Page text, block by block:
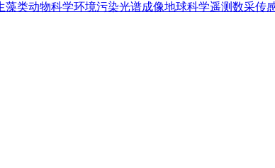
藻类动物科学环境污染光谱成像地球科学遥测数采传